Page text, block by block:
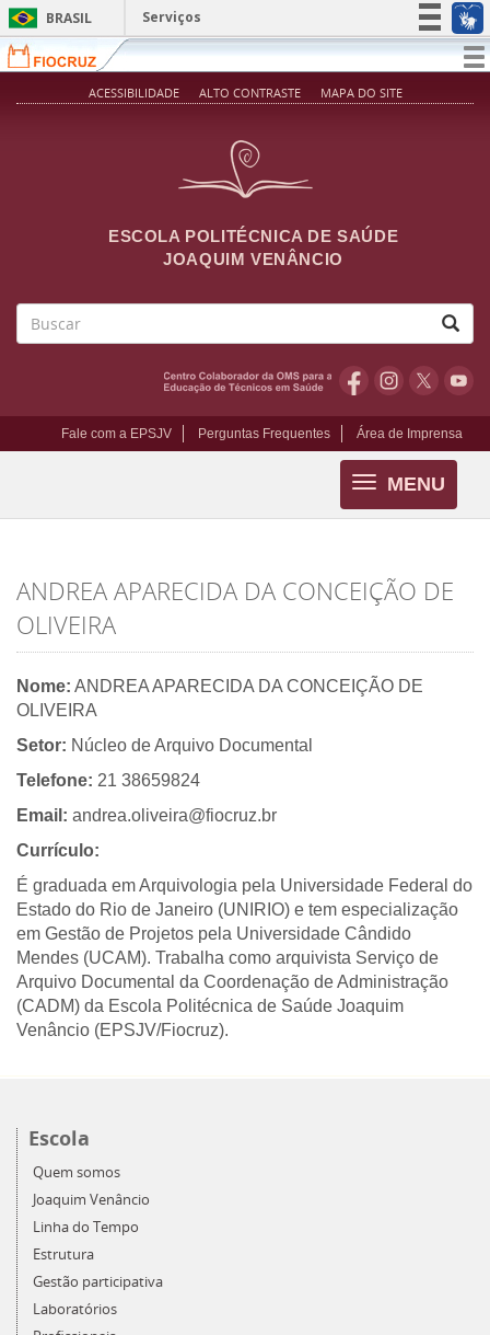
Pular para o conteúdo principal
BRASIL
Serviços
Simplifique!
Participe
ACESSIBILIDADE ALTO CONTRASTE MAPA DO SITE
ESCOLA POLITÉCNICA DE SAÚDE
JOAQUIM VENÂNCIO
Fale com a EPSJV Perguntas Frequentes Área de Imprensa
MENU
Toggle
navigation
ANDREA APARECIDA DA CONCEIÇÃO DE
OLIVEIRA
Nome: ANDREA APARECIDA DA CONCEIÇÃO DE
OLIVEIRA
Setor: Núcleo de Arquivo Documental
Telefone: 21 38659824
Email: andrea.oliveira@fiocruz.br
Currículo:
É graduada em Arquivologia pela Universidade Federal do
Estado do Rio de Janeiro (UNIRIO) e tem especialização
em Gestão de Projetos pela Universidade Cândido
Mendes (UCAM). Trabalha como arquivista Serviço de
Arquivo Documental da Coordenação de Administração
(CADM) da Escola Politécnica de Saúde Joaquim
Venâncio (EPSJV/Fiocruz).
Escola
Quem somos
Joaquim Venâncio
Linha do Tempo
Estrutura
Gestão participativa
Laboratórios